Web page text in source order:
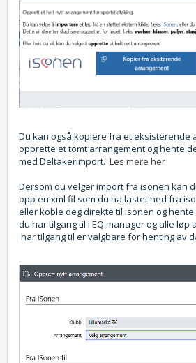
Du kan også kopiere fra et eksisterende
opprette et tomt arrangement og hente
med Deltakerimport. Les mere her
Dersom du velger import fra isonen kan
opp en xml fil som du ha lastet ned fra
eller koble deg direkte til isonen og
du har tilgang til i EQ manager og alle
har tilgang til er valgbare for henting av